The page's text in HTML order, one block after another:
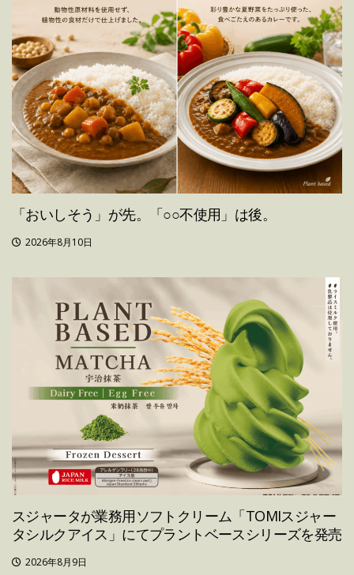
「おいしそう」が先。「○○不使用」は後。
2026年8月10日
スジャータが業務用ソフトクリーム「TOMIスジャー
タシルクアイス」にてプラントベースシリーズを発売
2026年8月9日